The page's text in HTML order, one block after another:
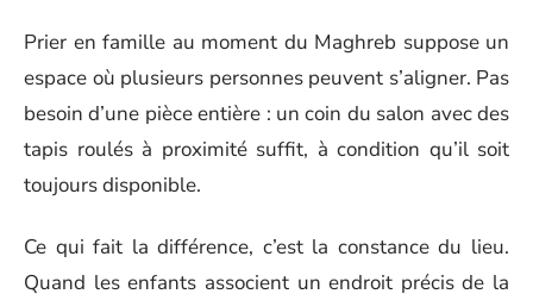
Prier en famille au moment du Maghreb suppose un
espace où plusieurs personnes peuvent s’aligner. Pas
besoin d’une pièce entière : un coin du salon avec des
tapis roulés à proximité suffit, à condition qu’il soit
toujours disponible.
Ce qui fait la différence, c’est la constance du lieu.
Quand les enfants associent un endroit précis de la